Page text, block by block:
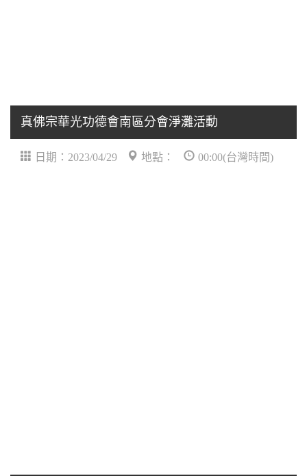
真佛宗華光功德會南區分會淨灘活動
日期：2023/04/29 地點： 00:00(台灣時間)